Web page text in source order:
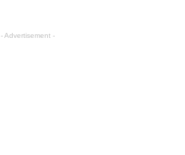
- Advertisement -